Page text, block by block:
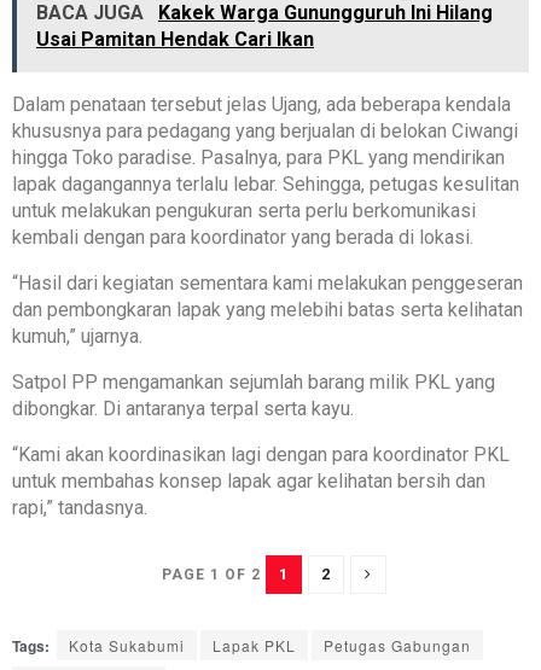
BACA JUGA
Kakek Warga Gunungguruh Ini Hilang
Usai Pamitan Hendak Cari Ikan
Dalam penataan tersebut jelas Ujang, ada beberapa kendala
khususnya para pedagang yang berjualan di belokan Ciwangi
hingga Toko paradise. Pasalnya, para PKL yang mendirikan
lapak dagangannya terlalu lebar. Sehingga, petugas kesulitan
untuk melakukan pengukuran serta perlu berkomunikasi
kembali dengan para koordinator yang berada di lokasi.
“Hasil dari kegiatan sementara kami melakukan penggeseran
dan pembongkaran lapak yang melebihi batas serta kelihatan
kumuh,” ujarnya.
Satpol PP mengamankan sejumlah barang milik PKL yang
dibongkar. Di antaranya terpal serta kayu.
“Kami akan koordinasikan lagi dengan para koordinator PKL
untuk membahas konsep lapak agar kelihatan bersih dan
rapi,” tandasnya.
PAGE 1 OF 2 1 2
Tags: Kota Sukabumi Lapak PKL
Petugas Gabungan